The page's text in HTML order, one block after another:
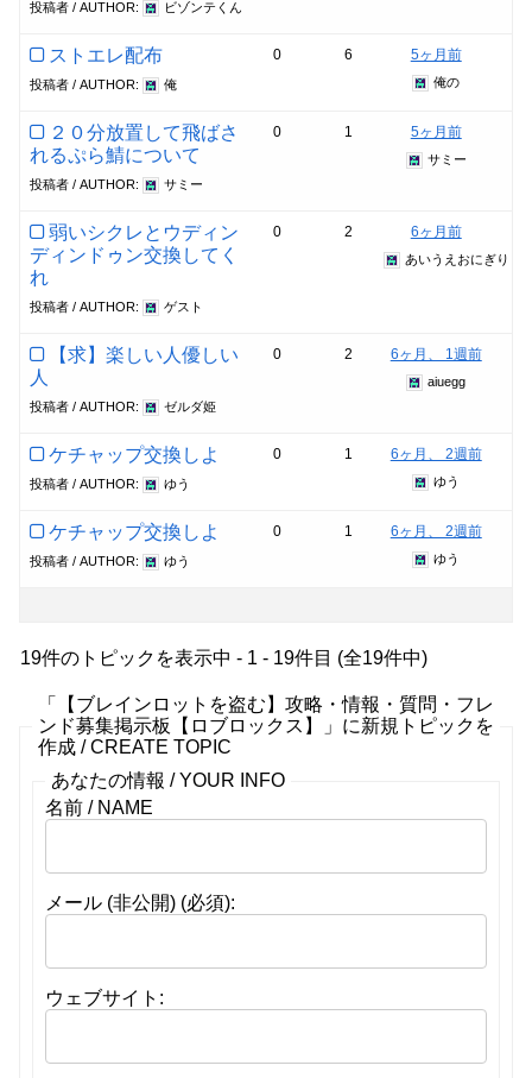
投稿者 / AUTHOR: ビゾンテくん
ストエレ配布
投稿者 / AUTHOR: 俺
0 6 5ヶ月前
俺の
２０分放置して飛ばさ
れるぷら鯖について
投稿者 / AUTHOR: サミー
0 1 5ヶ月前
サミー
弱いシクレとウディン
ディンドゥン交換してく
れ
投稿者 / AUTHOR: ゲスト
0 2 6ヶ月前
あいうえおにぎり
【求】楽しい人優しい
人
投稿者 / AUTHOR: ゼルダ姫
0 2 6ヶ月、 1週前
aiuegg
ケチャップ交換しよ
投稿者 / AUTHOR: ゆう
0 1 6ヶ月、 2週前
ゆう
ケチャップ交換しよ
投稿者 / AUTHOR: ゆう
0 1 6ヶ月、 2週前
ゆう
19件のトピックを表示中 - 1 - 19件目 (全19件中)
「【ブレインロットを盗む】攻略・情報・質問・フレ
ンド募集掲示板【ロブロックス】」に新規トピックを
作成 / CREATE TOPIC
あなたの情報 / YOUR INFO
名前 / NAME
メール (非公開) (必須):
ウェブサイト: